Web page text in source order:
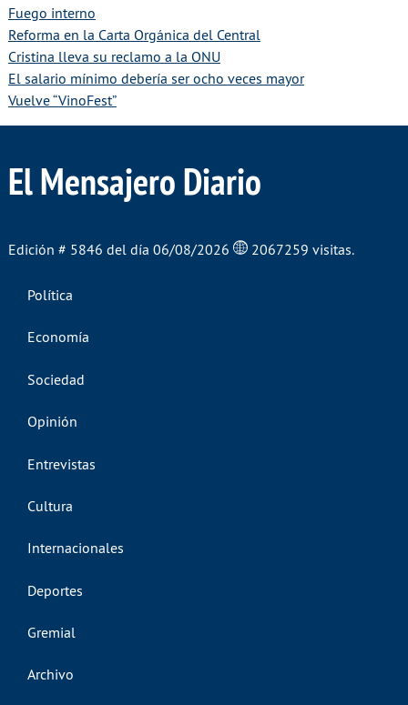
Fuego interno
Reforma en la Carta Orgánica del Central
Cristina lleva su reclamo a la ONU
El salario mínimo debería ser ocho veces mayor
Vuelve “VinoFest”
El Mensajero Diario
Edición # 5846 del día 06/08/2026 2067259 visitas.
Política
Economía
Sociedad
Opinión
Entrevistas
Cultura
Internacionales
Deportes
Gremial
Archivo